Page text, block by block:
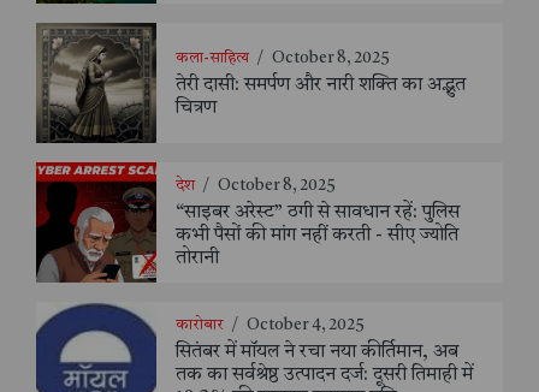
कला-साहित्य / October 8, 2025
तेरी दासी: समर्पण और नारी शक्ति का अद्भुत
चित्रण
देश / October 8, 2025
“साइबर अरेस्ट” ठगी से सावधान रहें: पुलिस
कभी पैसों की मांग नहीं करती - सीए ज्योति
तोरानी
कारोबार / October 4, 2025
सितंबर में मॉयल ने रचा नया कीर्तिमान, अब
तक का सर्वश्रेष्ठ उत्पादन दर्ज: दूसरी तिमाही में